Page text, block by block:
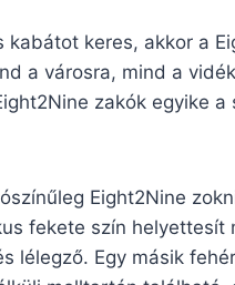
keres, akkor a
a városra, mind a
zakók egyike
Eight2Nine
fekete szín
lélegző. Egy másik